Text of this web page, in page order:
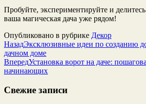
Пробуйте, экспериментируйте и
ваша магическая дача уже рядом!
Опубликовано в рубрике Декор
НазадЭксклюзивные идеи по созданию
дачном доме
ВпередУстановка ворот на даче:
начинающих
Свежие записи